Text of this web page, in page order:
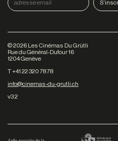
©2026 Les Cinémas Du Grütli
Rue du Général-Dufour 16
1204 Genève
T +41 22 320 78 78
info@cinemas-du-grutli.ch
v3.2